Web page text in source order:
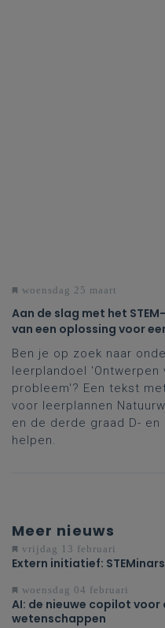
woensdag 25 maart
Aan de slag met het
van een oplossing voor
finaliteit tweede en derde
Ben je op zoek naar
leerplandoel
probleem'? Een tekst
voor leerplannen
en de derde graad D-
helpen.
Meer nieuws
vrijdag 13 februari
Extern initiatief: STEMinars
woensdag 04 februari
AI: de nieuwe copilot voor
wetenschappen